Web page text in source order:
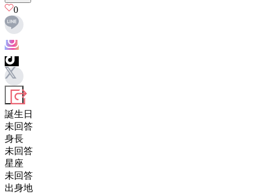
0
誕生日
未回答
身長
未回答
星座
未回答
出身地